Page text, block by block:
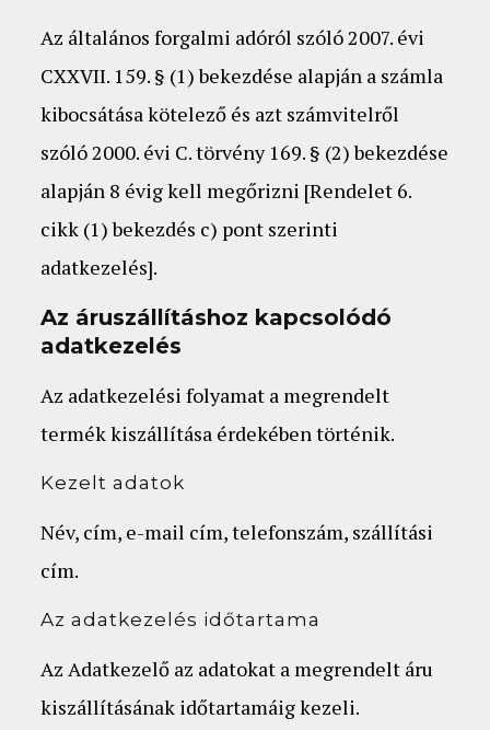
Az általános forgalmi adóról szóló 2007. évi
CXXVII. 159. § (1) bekezdése alapján a számla
kibocsátása kötelező és azt számvitelről
szóló 2000. évi C. törvény 169. § (2) bekezdése
alapján 8 évig kell megőrizni [Rendelet 6.
cikk (1) bekezdés c) pont szerinti
adatkezelés].
Az áruszállításhoz kapcsolódó
adatkezelés
Az adatkezelési folyamat a megrendelt
termék kiszállítása érdekében történik.
Kezelt adatok
Név, cím, e-mail cím, telefonszám, szállítási
cím.
Az adatkezelés időtartama
Az Adatkezelő az adatokat a megrendelt áru
kiszállításának időtartamáig kezeli.